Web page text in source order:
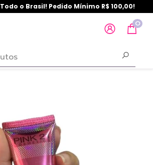
o Brasil! Pedido Mínimo R$ 100,00!
0